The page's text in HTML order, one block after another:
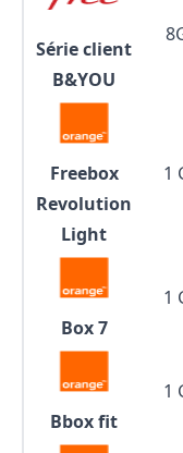
Série client
B&YOU
Freebox
Revolution
Light
1
Box 7
1
Bbox fit
1